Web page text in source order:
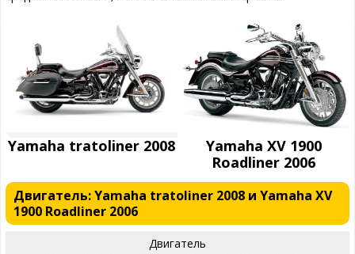
Yamaha tratoliner 2008
Yamaha XV 1900
Roadliner 2006
Двигатель: Yamaha tratoliner 2008 и Yamaha XV
1900 Roadliner 2006
Двигатель